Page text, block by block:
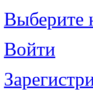
Выберите
Войти